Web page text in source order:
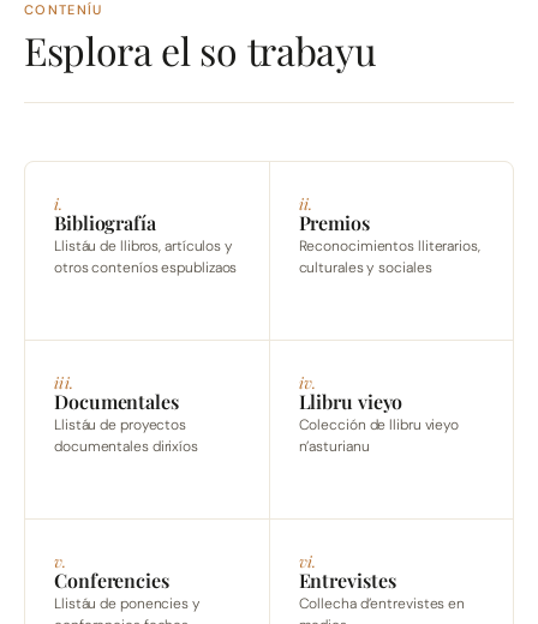
CONTENÍU
Esplora el so trabayu
i.
Bibliografía
Llistáu de llibros, artículos y
otros conteníos espublizaos
ii.
Premios
Reconocimientos lliterarios,
culturales y sociales
iii.
Documentales
Llistáu de proyectos
documentales dirixíos
iv.
Llibru vieyo
Colección de llibru vieyo
n’asturianu
v.
Conferencies
Llistáu de ponencies y
vi.
Entrevistes
Collecha d’entrevistes en